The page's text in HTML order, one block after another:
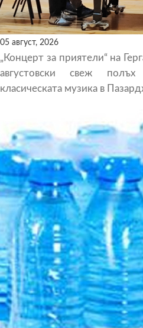
05 август, 2026
„Концерт за приятели“ на
августовски свеж
класическата музика в